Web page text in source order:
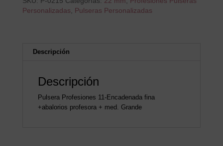
Personalizadas, Pulseras Personalizadas
Descripción
Descripción
Pulsera Profesiones 11-Encadenada fina
+abalorios profesora + med. Grande